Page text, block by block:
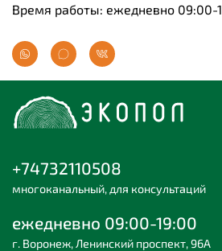
Время работы: ежедневно 09:00-
+74732110508
многоканальный, для консультаций
ежедневно 09:00-19:00
г. Воронеж, Ленинский проспект, 96А